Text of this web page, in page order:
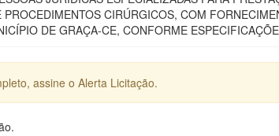
CIRÚRGICOS, COM
DE GRAÇA-CE, CONFORME
assine o Alerta Licitação.